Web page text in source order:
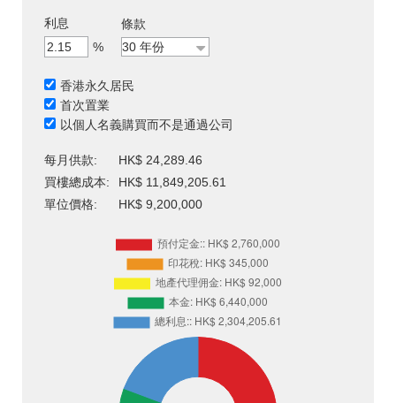
利息
%
條款
香港永久居民
首次置業
以個人名義購買而不是通過公司
每月供款:
HK$ 24,289.46
買樓總成本:
HK$ 11,849,205.61
單位價格:
HK$ 9,200,000